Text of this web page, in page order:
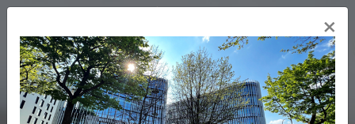
Aller
contenu
principal
FR
×